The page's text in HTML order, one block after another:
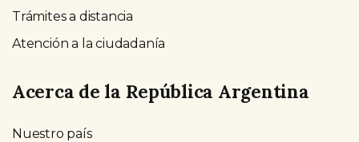
Trámites a distancia
Atención a la ciudadanía
Acerca de la República Argentina
Nuestro país